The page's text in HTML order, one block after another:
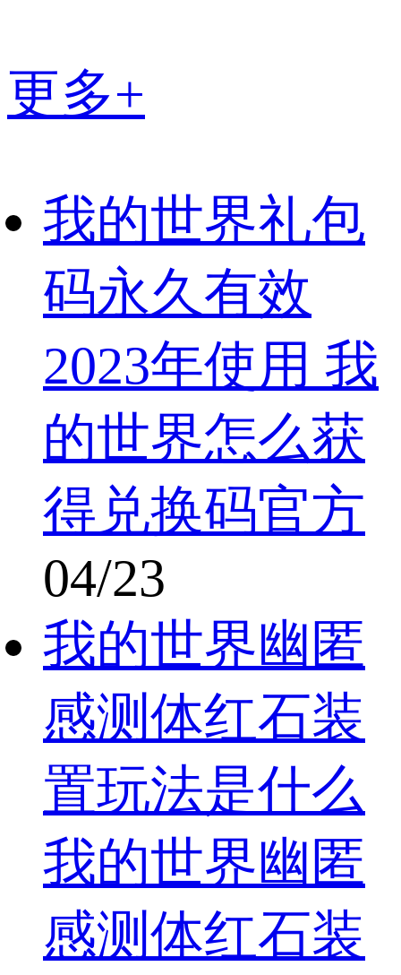
更多+
我的世界礼包
码永久有效
2023年使用 我
的世界怎么获
得兑换码官方
04/23
我的世界幽匿
感测体红石装
置玩法是什么
我的世界幽匿
感测体红石装